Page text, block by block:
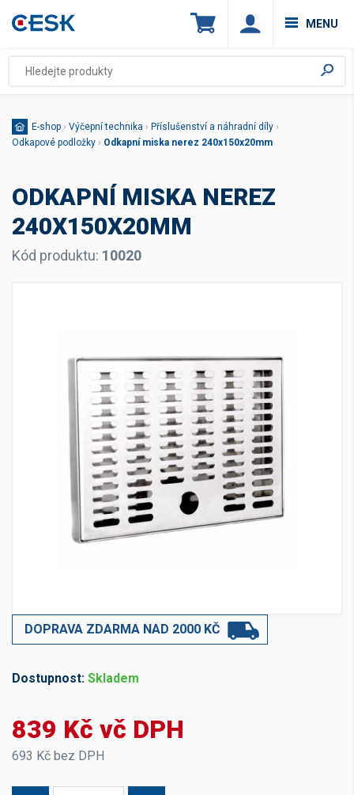
MENU
E-shop › Výčepní technika › Příslušenství a náhradní díly ›
Odkapové podložky › Odkapní miska nerez 240x150x20mm
ODKAPNÍ MISKA NEREZ
240X150X20MM
Kód produktu: 10020
DOPRAVA ZDARMA NAD 2000 KČ
Dostupnost: Skladem
839 Kč vč DPH
693 Kč bez DPH